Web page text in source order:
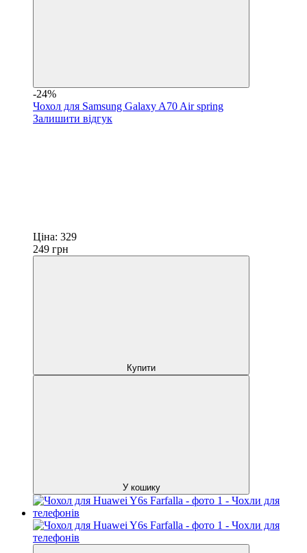
-24%
Чохол для Samsung Galaxy A70 Air spring
Залишити відгук
Ціна: 329
249 грн
Купити
У кошику